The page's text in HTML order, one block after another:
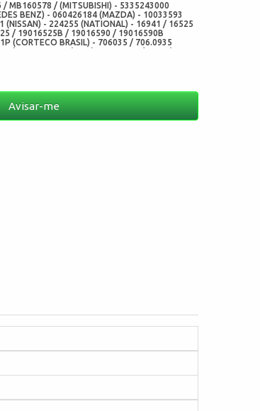
MB160578 / (MITSUBISHI) - 5335243000
BENZ) - 060426184 (MAZDA) - 10033593
(NISSAN) - 224255 (NATIONAL) - 16941 / 16525
/ 19016525B / 19016590 / 19016590B
(CORTECO BRASIL) - 706035 / 706.0935
- 07172-P32 (CHO) - 5273BAG / 5273 (ARCA
Avisar-me